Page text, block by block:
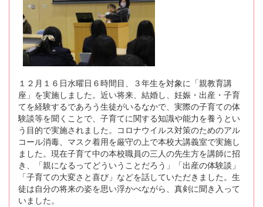
１２月１６日水曜日６時間目、３年生を対象に「親教育講
座」を実施しました。近い将来、結婚し、妊娠・出産・子育
てを経験するであろう生徒がいるなかで、実際の子育ての体
験談等を聞くことで、子育てに関する知識や能力を養うとい
う目的で実施されました。コロナウイルス対策のためのアル
コール消毒、マスク着用を厳守の上で本校大講義室で実施し
ました。現在子育て中の本校職員の三人の先生方を講師に招
き、「親になるってどういうことだろう」「出産の体験談」
「子育ての大変さと喜び」などを話していただきました。生
徒は自分の将来の姿を思い浮かべながら、真剣に聞き入って
いました。